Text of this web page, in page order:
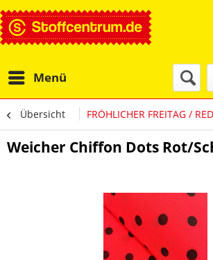
Menü
Übersicht FRÖHLICHER FREITAG /
Weicher Chiffon Dots Rot/